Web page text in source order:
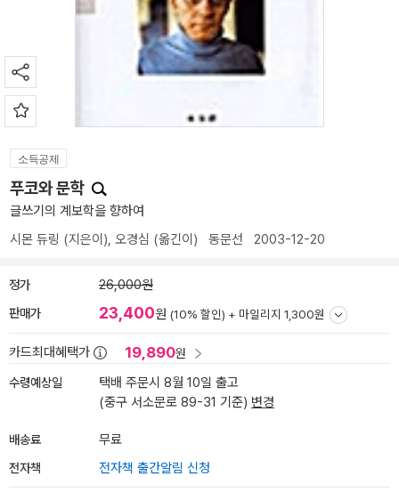
소득공제
푸코와 문학
글쓰기의 계보학을 향하여
시몬 듀링 (지은이), 오경심 (옮긴이) 동문선 2003-12-20
정가 26,000원
판매가 23,400원 (10% 할인) + 마일리지 1,300원
카드최대혜택가 19,890원
수령예상일
택배 주문시 8월 10일 출고
(중구 서소문로 89-31 기준) 변경
배송료 무료
전자책 전자책 출간알림 신청